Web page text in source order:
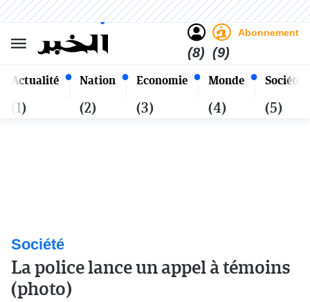
Actualité
(1)
Nation
(2)
Economie
(3)
Monde
(4)
Société
(5)
(8)
Abonnement
(9)
Jeudi 22 Safar 1448 - 06
Août 2026
Alger
Société
La police lance un appel à témoins
(photo)